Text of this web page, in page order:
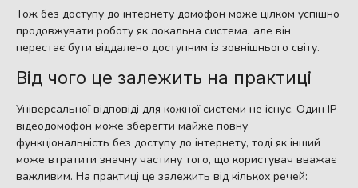
Тож без доступу до інтернету домофон може цілком успішно
продовжувати роботу як локальна система, але він
перестає бути віддалено доступним із зовнішнього світу.
Від чого це залежить на практиці
Універсальної відповіді для кожної системи не існує. Один IP-
відеодомофон може зберегти майже повну
функціональність без доступу до інтернету, тоді як інший
може втратити значну частину того, що користувач вважає
важливим. На практиці це залежить від кількох речей: